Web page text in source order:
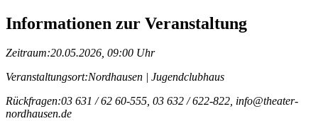
Informationen zur Veranstaltung
Zeitraum:20.05.2026, 09:00 Uhr
Veranstaltungsort:Nordhausen | Jugendclubhaus
Rückfragen:03 631 / 62 60-555, 03 632 / 622-822, info@theater-
nordhausen.de